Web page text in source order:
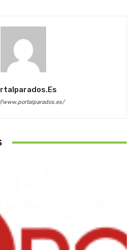
www.portalparados.es/